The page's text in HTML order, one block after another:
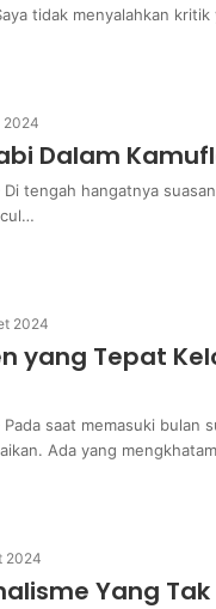
tidak menyalahkan
2024
Dalam
Di tengah hangatnya
2024
yang Tepat
saat memasuki bulan
Ada yang
2024
Yang